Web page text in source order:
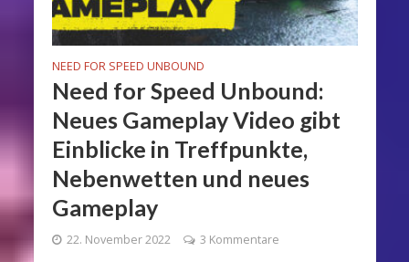
NEED FOR SPEED UNBOUND
Need for Speed Unbound:
Neues Gameplay Video gibt
Einblicke in Treffpunkte,
Nebenwetten und neues
Gameplay
22. November 2022 3 Kommentare